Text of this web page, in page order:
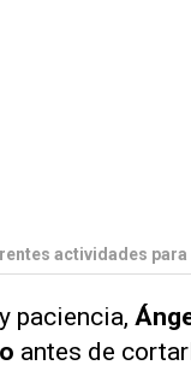
actividades
paciencia,
antes de